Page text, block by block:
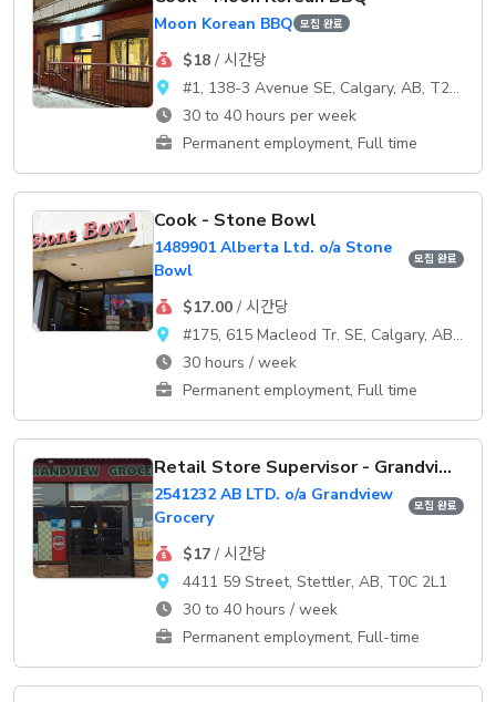
Moon Korean BBQ 모집 완료
$18/ 시간당
#1, 138-3 Avenue SE, Calgary, AB, T2G 0B7
30 to 40 hours per week
Permanent employment, Full time
Cook - Stone Bowl
1489901 Alberta Ltd. o/a Stone
Bowl
모집 완료
$17.00/ 시간당
#175, 615 Macleod Tr. SE, Calgary, AB, T2G 4T8
30 hours / week
Permanent employment, Full time
Retail Store Supervisor - Grandview Grocery
2541232 AB LTD. o/a Grandview
Grocery
모집 완료
$17/ 시간당
4411 59 Street, Stettler, AB, T0C 2L1
30 to 40 hours / week
Permanent employment, Full-time